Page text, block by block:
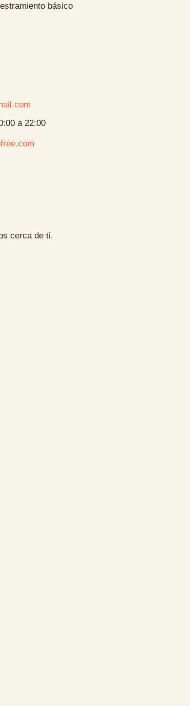
básico
a 22:00
cerca de ti.